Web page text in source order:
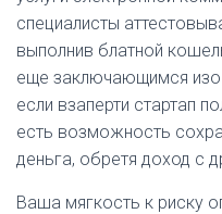
специалисты
выполнив блатной
еще заключающимся
если взаперти стартап
есть возможность
деньга, обретя доход с
Ваша мягкость к риску